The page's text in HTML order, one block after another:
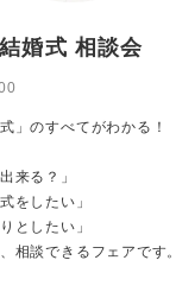
婚式 相談会
」のすべてがわかる！
来る？」
をしたい」
としたい」
相談できるフェアです。